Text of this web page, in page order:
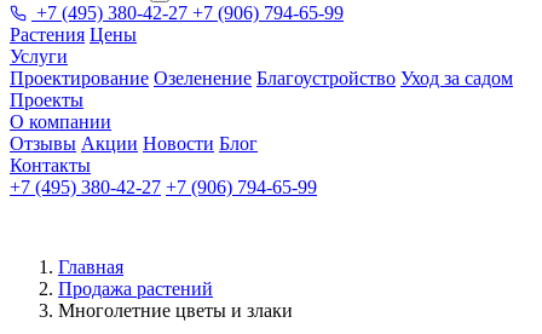
+7 (495) 380-42-27 +7 (906) 794-65-99
Растения Цены
Услуги
Проектирование Озеленение Благоустройство Уход за садом
Проекты
О компании
Отзывы Акции Новости Блог
Контакты
+7 (495) 380-42-27 +7 (906) 794-65-99
Главная
Продажа растений
Многолетние цветы и злаки